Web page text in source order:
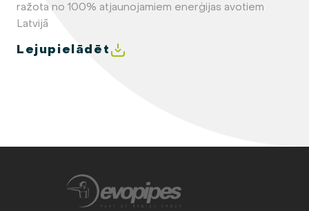
ražota no 100% atjaunojamiem enerģijas avotiem
Latvijā
Lejupielādēt